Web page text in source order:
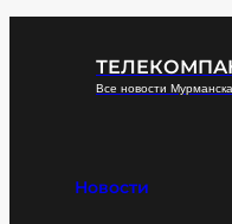
Все новости
Новости